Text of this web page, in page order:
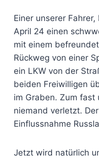
Einer unserer
April 24 einen
mit einem
Rückweg von einer
ein LKW von der
beiden Freiwilligen
im Graben. Zum fast
niemand verletzt.
Einflussnahme
Jetzt wird natürlich